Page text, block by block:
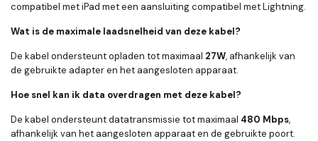
compatibel met iPad met een aansluiting compatibel met Lightning.
Wat is de maximale laadsnelheid van deze kabel?
De kabel ondersteunt opladen tot maximaal 27W, afhankelijk van
de gebruikte adapter en het aangesloten apparaat.
Hoe snel kan ik data overdragen met deze kabel?
De kabel ondersteunt datatransmissie tot maximaal 480 Mbps,
afhankelijk van het aangesloten apparaat en de gebruikte poort.